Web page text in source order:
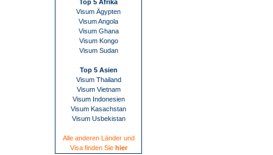
Top 5 Afrika
Visum Ägypten
Visum Angola
Visum Ghana
Visum Kongo
Visum Sudan
Top 5 Asien
Visum Thailand
Visum Vietnam
Visum Indonesien
Visum Kasachstan
Visum Usbekistan
Alle anderen Länder und
Visa finden Siehier